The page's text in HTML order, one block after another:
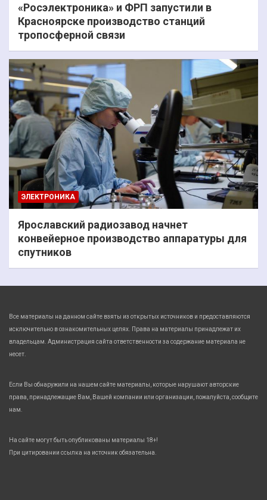
«Росэлектроника» и ФРП запустили в
Красноярске производство станций
тропосферной связи
ЭЛЕКТРОНИКА
Ярославский радиозавод начнет
конвейерное производство аппаратуры для
спутников
Все материалы на данном сайте взяты из открытых источников и предоставляются
исключительно в ознакомительных целях. Права на материалы принадлежат их
владельцам. Администрация сайта ответственности за содержание материала не
несет.
Если Вы обнаружили на нашем сайте материалы, которые нарушают авторские
права, принадлежащие Вам, Вашей компании или организации, пожалуйста, сообщите
нам.
На сайте могут быть опубликованы материалы 18+!
При цитировании ссылка на источник обязательна.